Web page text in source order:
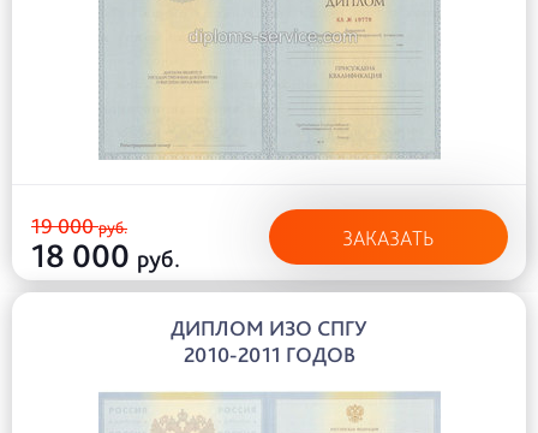
19 000руб.
18 000 руб.
ЗАКАЗАТЬ
ДИПЛОМ ИЗО СПГУ
2010-2011 ГОДОВ